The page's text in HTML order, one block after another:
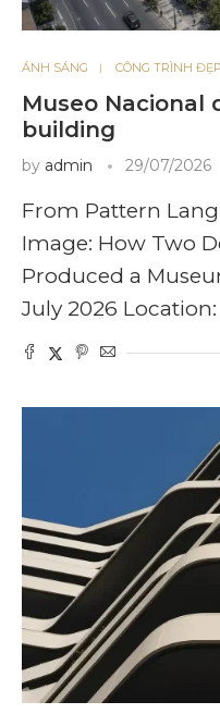
ÁNH SÁNG CÔNG TRÌNH ĐẸP
Museo Nacional
building
by admin 29/07/2026
From Pattern
Image: How Two
Produced a
July 2026 Location: